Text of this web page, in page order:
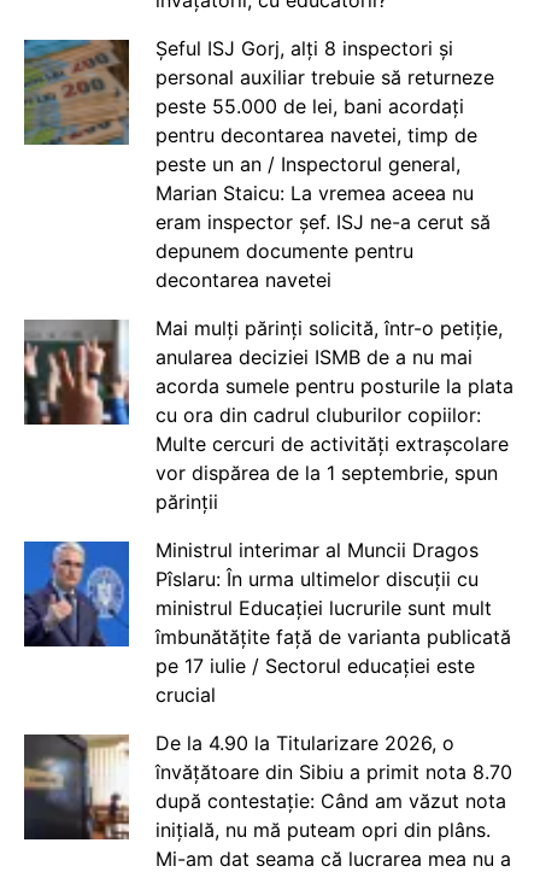
Șeful ISJ Gorj, alți 8 inspectori și
personal auxiliar trebuie să returneze
peste 55.000 de lei, bani acordați
pentru decontarea navetei, timp de
peste un an / Inspectorul general,
Marian Staicu: La vremea aceea nu
eram inspector șef. ISJ ne-a cerut să
depunem documente pentru
decontarea navetei
Mai mulți părinți solicită, într-o petiție,
anularea deciziei ISMB de a nu mai
acorda sumele pentru posturile la plata
cu ora din cadrul cluburilor copiilor:
Multe cercuri de activități extrașcolare
vor dispărea de la 1 septembrie, spun
părinții
Ministrul interimar al Muncii Dragos
Pîslaru: În urma ultimelor discuții cu
ministrul Educației lucrurile sunt mult
îmbunătățite față de varianta publicată
pe 17 iulie / Sectorul educației este
crucial
De la 4.90 la Titularizare 2026, o
învățătoare din Sibiu a primit nota 8.70
după contestație: Când am văzut nota
inițială, nu mă puteam opri din plâns.
Mi-am dat seama că lucrarea mea nu a